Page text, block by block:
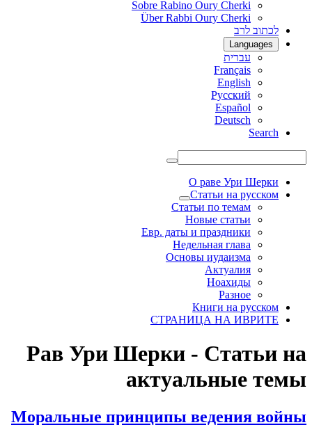
Sobre Rabino Oury Cherki
Über Rabbi Oury Cherki
לכתוב לרב
Languages
עברית
Français
English
Русский
Español
Deutsch
Search
О раве Ури Шерки
Статьи на русском
Статьи по темам
Новые статьи
Евр. даты и праздники
Недельная глава
Основы иудаизма
Актуалия
Ноахиды
Разное
Книги на русском
СТРАНИЦА НА ИВРИТЕ
Рав Ури Шерки - Статьи на
актуальные темы
Моральные принципы ведения войны